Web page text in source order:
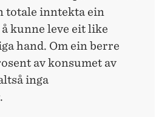
totale inntekta ein
kunne leve eit like
hand. Om ein berre
av konsumet av
inga